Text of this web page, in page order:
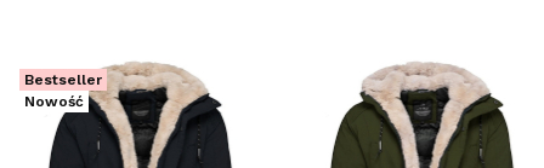
Bestseller
Nowość